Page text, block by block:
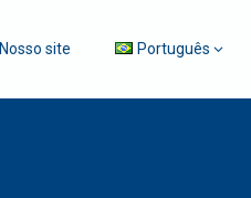
Nosso site Português